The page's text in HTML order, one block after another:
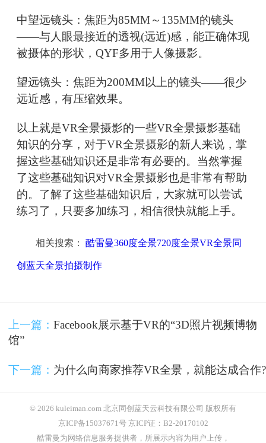
中望远镜头：焦距为85MM～135MM的镜头
——与人眼最接近的透视(远近)感，能正确体现
被摄体的形状，QYF多用于人像摄影。
望远镜头：焦距为200MM以上的镜头——很少
远近感，有压缩效果。
以上就是VR全景摄影的一些VR全景摄影基础
知识的分享，对于VR全景摄影的新人来说，掌
握这些基础知识还是非常有必要的。当然掌握
了这些基础知识对VR全景摄影也是非常有帮助
的。了解了这些基础知识后，大家就可以尝试
练习了，只要多加练习，相信很快就能上手。
相关搜索： 酷雷曼360度全景720度全景VR全景同
创蓝天全景拍摄制作
上一篇： Facebook展示基于VR的“3D照片视频博物
馆”
下一篇： 为什么向商家推荐VR全景，就能达成合作?
© 2026 kuleiman.com 北京同创蓝天云科技有限公司 版权所有
京ICP备15037671号 京ICP证：B2-20170102
酷雷曼为网络信息服务提供者，所展示内容为用户上传，